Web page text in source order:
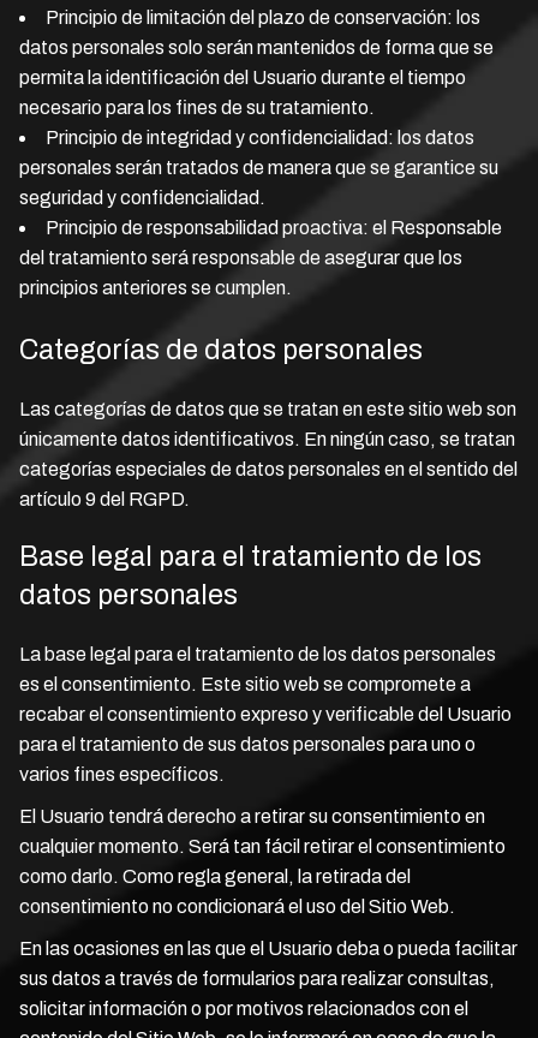
Principio de limitación del plazo de conservación: los
datos personales solo serán mantenidos de forma que se
permita la identificación del Usuario durante el tiempo
necesario para los fines de su tratamiento.
Principio de integridad y confidencialidad: los datos
personales serán tratados de manera que se garantice su
seguridad y confidencialidad.
Principio de responsabilidad proactiva: el Responsable
del tratamiento será responsable de asegurar que los
principios anteriores se cumplen.
Categorías de datos personales
Las categorías de datos que se tratan en este sitio web son
únicamente datos identificativos. En ningún caso, se tratan
categorías especiales de datos personales en el sentido del
artículo 9 del RGPD.
Base legal para el tratamiento de los
datos personales
La base legal para el tratamiento de los datos personales
es el consentimiento. Este sitio web se compromete a
recabar el consentimiento expreso y verificable del Usuario
para el tratamiento de sus datos personales para uno o
varios fines específicos.
El Usuario tendrá derecho a retirar su consentimiento en
cualquier momento. Será tan fácil retirar el consentimiento
como darlo. Como regla general, la retirada del
consentimiento no condicionará el uso del Sitio Web.
En las ocasiones en las que el Usuario deba o pueda facilitar
sus datos a través de formularios para realizar consultas,
solicitar información o por motivos relacionados con el